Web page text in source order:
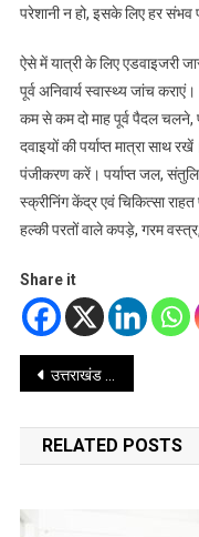
परेशानी न हो, इसके लिए हर संभव
ऐसे में यात्री के लिए एडवाइजरी
पूर्व अनिवार्य स्वास्थ्य जांच कराएं।
कम से कम दो माह पूर्व पैदल चलने,
दवाइयों की पर्याप्त मात्रा साथ
पंजीकरण करें। पर्याप्त जल,
स्क्रीनिंग केंद्र एवं चिकित्सा
हल्की परतों वाले कपड़े, गरम
Share it
Post
navigation
उत्तराखंड में स्वास्थ्य सुविधाओं का हुआ है तेजी से विकास – सीएम धामी
RELATED POSTS